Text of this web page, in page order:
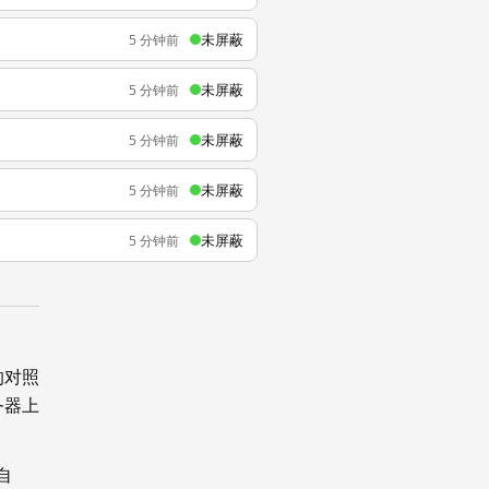
5 分钟前 未屏蔽
5 分钟前 未屏蔽
5 分钟前 未屏蔽
5 分钟前 未屏蔽
5 分钟前 未屏蔽
照
上